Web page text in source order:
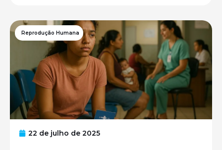
Reprodução Humana
22 de julho de 2025